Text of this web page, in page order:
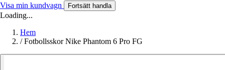
Visa min kundvagn Fortsätt handla
Loading...
Hem
/ Fotbollsskor Nike Phantom 6 Pro FG